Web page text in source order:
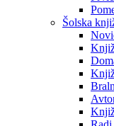
Šolska